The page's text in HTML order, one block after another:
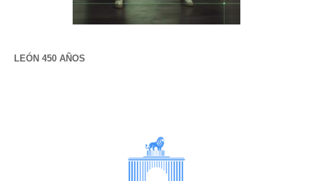
LEÓN 450 AÑOS